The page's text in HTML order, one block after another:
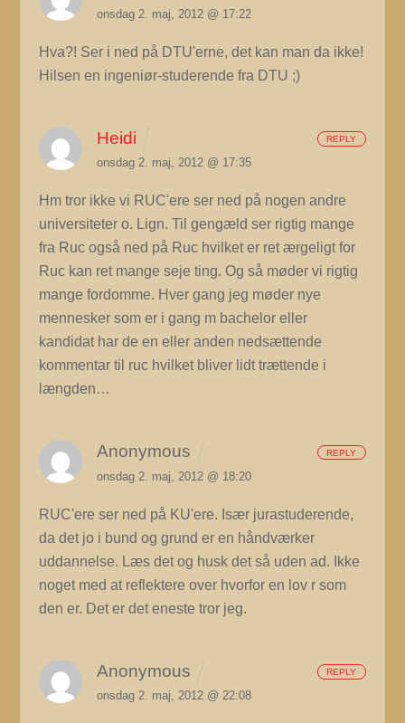
onsdag 2. maj, 2012 @ 17:22
Hva?! Ser i ned på DTU'erne, det kan man da ikke!
Hilsen en ingeniør-studerende fra DTU ;)
Heidi
onsdag 2. maj, 2012 @ 17:35
Hm tror ikke vi RUC'ere ser ned på nogen andre
universiteter o. Lign. Til gengæld ser rigtig mange
fra Ruc også ned på Ruc hvilket er ret ærgeligt for
Ruc kan ret mange seje ting. Og så møder vi rigtig
mange fordomme. Hver gang jeg møder nye
mennesker som er i gang m bachelor eller
kandidat har de en eller anden nedsættende
kommentar til ruc hvilket bliver lidt trættende i
længden…
REPLY
Anonymous
onsdag 2. maj, 2012 @ 18:20
RUC'ere ser ned på KU'ere. Især jurastuderende,
da det jo i bund og grund er en håndværker
uddannelse. Læs det og husk det så uden ad. Ikke
noget med at reflektere over hvorfor en lov r som
den er. Det er det eneste tror jeg.
REPLY
Anonymous
onsdag 2. maj, 2012 @ 22:08
REPLY